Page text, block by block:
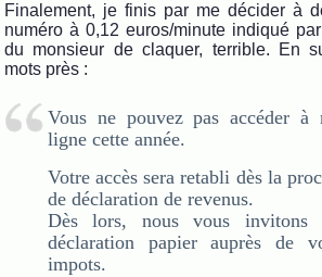
Finalement, je finis par me décider à
numéro à 0,12 euros/minute indiqué
du monsieur de claquer, terrible. En
mots près :
Vous ne pouvez pas accéder à
ligne cette année.
Votre accès sera retabli dès la
de déclaration de revenus.
Dès lors, nous vous invitons
déclaration papier auprès de
impots.